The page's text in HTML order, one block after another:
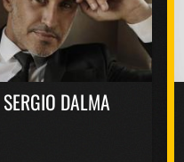
SERGIO DALMA